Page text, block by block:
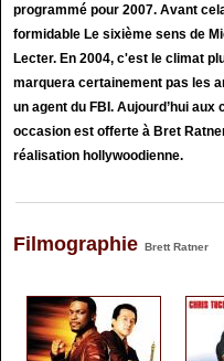
programmé pour 2007. Avant
formidable Le sixième sens de
Lecter. En 2004, c'est le climat
marquera certainement pas les
un agent du FBI. Aujourd’hui
occasion est offerte à Bret
réalisation hollywoodienne.
Filmographie Brett Ratner